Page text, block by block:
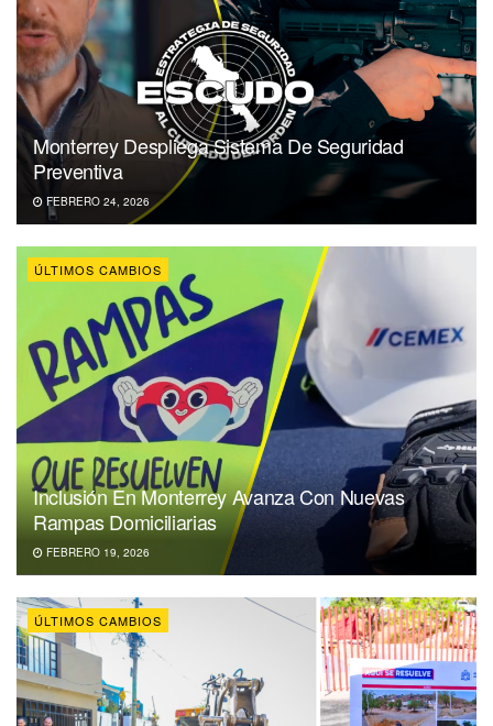
Monterrey Despliega Sistema De Seguridad
Preventiva
FEBRERO 24, 2026
ÚLTIMOS CAMBIOS
Inclusión En Monterrey Avanza Con Nuevas
Rampas Domiciliarias
FEBRERO 19, 2026
ÚLTIMOS CAMBIOS